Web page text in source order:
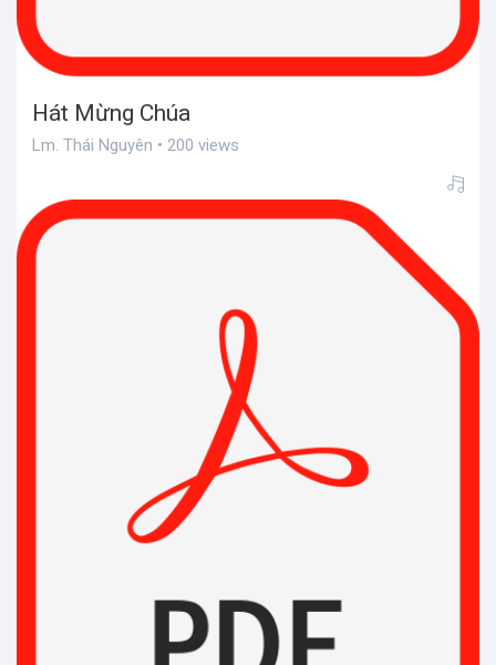
Hát Mừng Chúa
Lm. Thái Nguyên • 200 views